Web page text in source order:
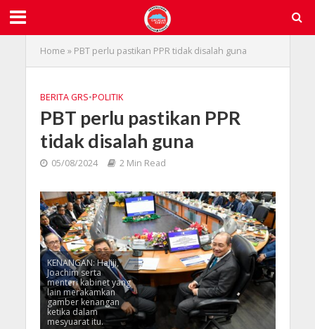
Home » PBT perlu pastikan PPR tidak disalah guna
BERITA GRS•POLITIK
PBT perlu pastikan PPR
tidak disalah guna
05/08/2024 2 Min Read
KENANGAN: Hajiji,
Joachim serta
menteri kabinet yang
lain merakamkan
gamber kenangan
ketika dalam
mesyuarat itu.